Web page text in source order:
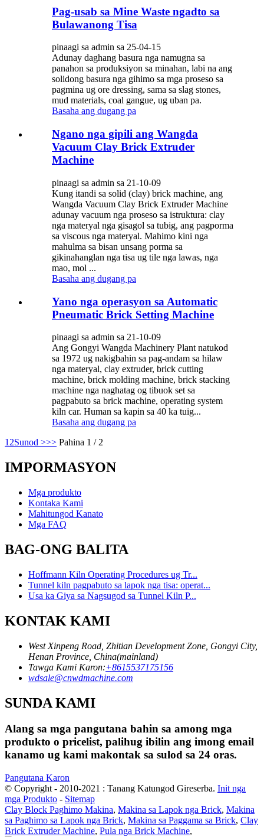
Pag-usab sa Mine Waste ngadto sa
Bulawanong Tisa
pinaagi sa admin sa 25-04-15
Adunay daghang basura nga namugna sa
panahon sa produksiyon sa minahan, labi na ang
solidong basura nga gihimo sa mga proseso sa
pagmina ug ore dressing, sama sa slag stones,
mud materials, coal gangue, ug uban pa.
Basaha ang dugang pa
Ngano nga gipili ang Wangda
Vacuum Clay Brick Extruder
Machine
pinaagi sa admin sa 21-10-09
Kung itandi sa solid (clay) brick machine, ang
Wangda Vacuum Clay Brick Extruder Machine
adunay vacuum nga proseso sa istruktura: clay
nga materyal nga gisagol sa tubig, ang pagporma
sa viscous nga materyal. Mahimo kini nga
mahulma sa bisan unsang porma sa
gikinahanglan nga tisa ug tile nga lawas, nga
mao, mol ...
Basaha ang dugang pa
Yano nga operasyon sa Automatic
Pneumatic Brick Setting Machine
pinaagi sa admin sa 21-10-09
Ang Gongyi Wangda Machinery Plant natukod
sa 1972 ug nakigbahin sa pag-andam sa hilaw
nga materyal, clay extruder, brick cutting
machine, brick molding machine, brick stacking
machine nga naghatag og tibuok set sa
pagpabuto sa brick machine, operating system
kiln car. Human sa kapin sa 40 ka tuig...
Basaha ang dugang pa
1 2Sunod >>> Pahina 1 / 2
IMPORMASYON
Mga produkto
Kontaka Kami
Mahitungod Kanato
Mga FAQ
BAG-ONG BALITA
Hoffmann Kiln Operating Procedures ug Tr...
Tunnel kiln pagpabuto sa lapok nga tisa: operat...
Usa ka Giya sa Nagsugod sa Tunnel Kiln P...
KONTAK KAMI
West Xinpeng Road, Zhitian Development Zone, Gongyi City,
Henan Province, China(mainland)
Tawga Kami Karon:+8615537175156
wdsale@cnwdmachine.com
SUNDA KAMI
Alang sa mga pangutana bahin sa among mga
produkto o pricelist, palihug ibilin ang imong email
kanamo ug kami makontak sa sulod sa 24 oras.
Pangutana Karon
© Copyright - 2010-2021 : Tanang Katungod Gireserba. Init nga
mga Produkto - Sitemap
Clay Block Paghimo Makina, Makina sa Lapok nga Brick, Makina
sa Paghimo sa Lapok nga Brick, Makina sa Paggama sa Brick, Clay
Brick Extruder Machine, Pula nga Brick Machine,